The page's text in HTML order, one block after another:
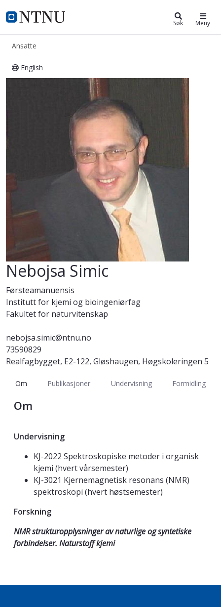
NTNU Hjemmeside
ntnu.no Søk Meny
Ansatte
English
Nebojsa Simic
Førsteamanuensis
Institutt for kjemi og bioingeniørfag
Fakultet for naturvitenskap
nebojsa.simic@ntnu.no
73590829
Realfagbygget, E2-122, Gløshaugen, Høgskoleringen 5
Om Publikasjoner Undervisning Formidling
Om
Undervisning
KJ-2022 Spektroskopiske metoder i organisk
kjemi (hvert vårsemester)
KJ-3021 Kjernemagnetisk resonans (NMR)
spektroskopi (hvert høstsemester)
Forskning
NMR strukturopplysninger av naturlige og syntetiske
forbindelser. Naturstoff kjemi